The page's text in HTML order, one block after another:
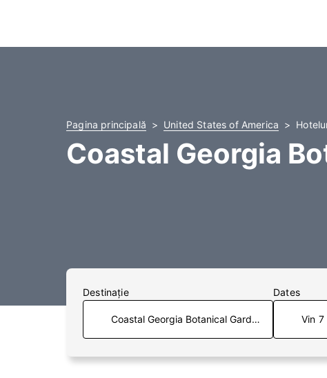
Pagina principală United States of America
Coastal Georgia
Destinaţie Dates
Vin 7